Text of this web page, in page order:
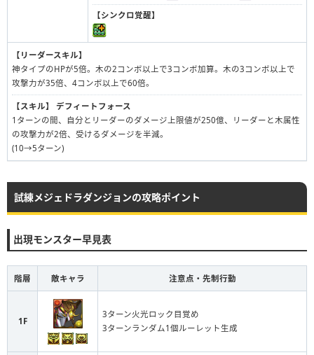
【シンクロ覚醒】
【リーダースキル】
神タイプのHPが5倍。木の2コンボ以上で3コンボ加算。木の3コンボ以上で
攻撃力が35倍、4コンボ以上で60倍。
【スキル】
デフィートフォース
1ターンの間、自分とリーダーのダメージ上限値が250億、リーダーと木属性
の攻撃力が2倍、受けるダメージを半減。
(10→5ターン)
試練メジェドラダンジョンの攻略ポイント
出現モンスター早見表
階層 敵キャラ 注意点・先制行動
1F
3ターン火光ロック目覚め
3ターンランダム1個ルーレット生成